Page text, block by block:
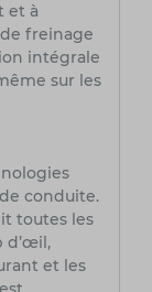
et à
freinage
intégrale
sur les
conduite.
toutes les
d’œil,
et les